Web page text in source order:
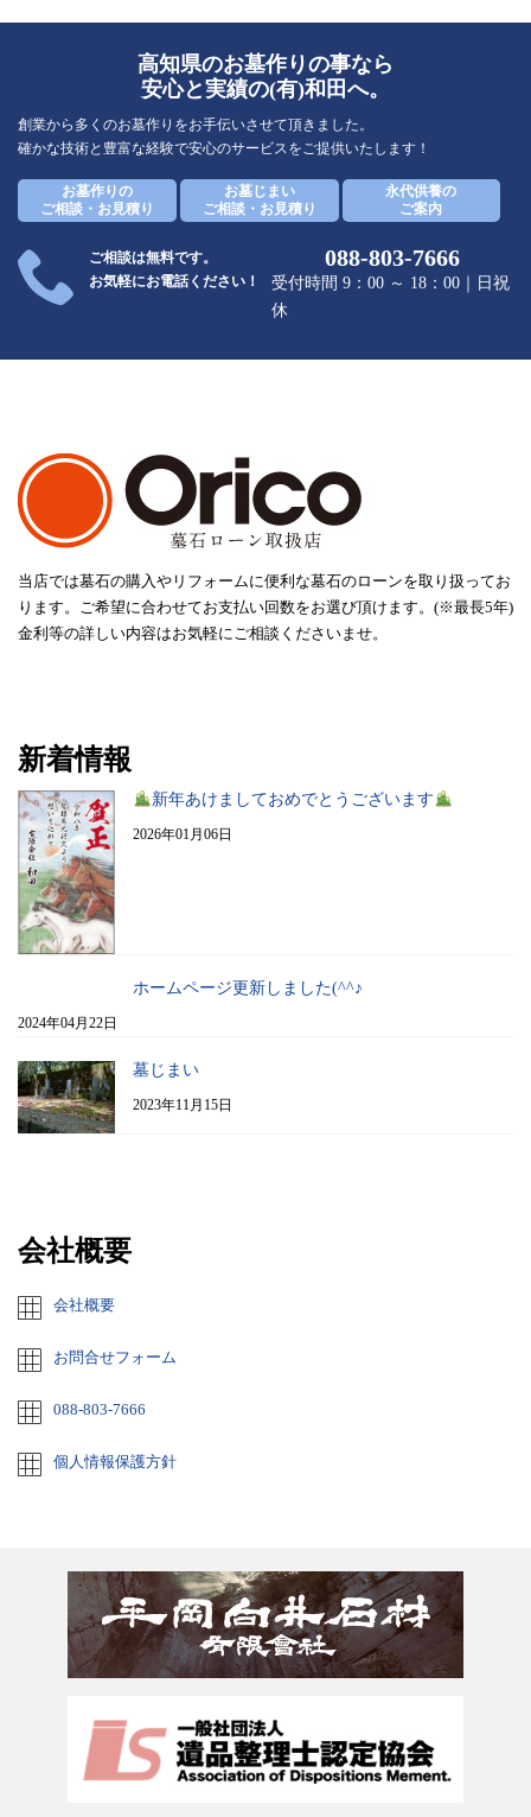
高知県のお墓作りの事なら
安心と実績の(有)和田へ。
創業から多くのお墓作りをお手伝いさせて頂きました。
確かな技術と豊富な経験で安心のサービスをご提供いたします！
お墓作りの
ご相談・お見積り
お墓じまい
ご相談・お見積り
永代供養の
ご案内
ご相談は無料です。
お気軽にお電話ください！
088-803-7666
受付時間 9：00 ～ 18：00｜日祝
休
当店では墓石の購入やリフォームに便利な墓石のローンを取り扱ってお
ります。ご希望に合わせてお支払い回数をお選び頂けます。(※最長5年)
金利等の詳しい内容はお気軽にご相談くださいませ。
新着情報
新年あけましておめでとうございます
2026年01月06日
ホームページ更新しました(^^♪
2024年04月22日
墓じまい
2023年11月15日
会社概要
会社概要
お問合せフォーム
088-803-7666
個人情報保護方針